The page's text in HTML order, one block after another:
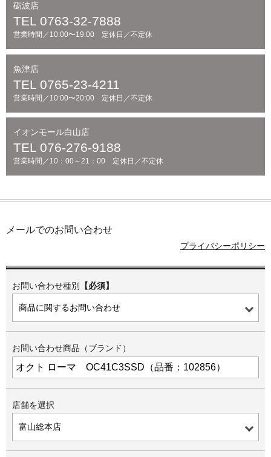
砺波店
TEL 0763-32-7888
営業時間／10:00〜19:00 定休日／不定休
魚津店
TEL 0765-23-4211
営業時間／10:00〜20:00 定休日／不定休
イオンモール白山店
TEL 076-276-9188
営業時間／10：00～21：00 定休日／不定休
メールでのお問い合わせ
プライバシーポリシー
お問い合わせ種別 【必須】
お問い合わせ商品（ブランド）
店舗を選択